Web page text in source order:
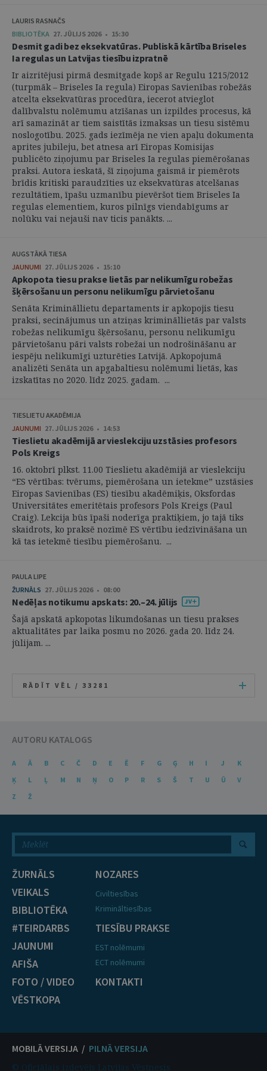
LAURIS RASNAČS
BIBLIOTĒKA 27. JŪLIJS 2026 • 15:30
Desmit gadi bez eksekvatūras. Publiskā kārtība Briseles
Ia regulas un Latvijas tiesību izpratnē
Ir aizritējusi pirmā desmitgade kopš ar Regulu 1215/2012
(turpmāk – Briseles Ia regula) Eiropas Savienības robežās
atcelta eksekvatūras procedūra, iecerot atvieglot
dalībvalstu nolēmumu atzīšanas un izpildes procesus, kā
arī samazināt ar tiem saistītās izmaksas un tiesu sistēmu
noslogotību. 2025. gads iezīmēja ne vien apaļu dokumenta
aprites jubileju, bet atnesa arī Eiropas Komisijas
publicēto ziņojumu par Briseles Ia regulas piemērošanas
praksi. Autora ieskatā, šī ziņojuma gaismā ir piemērots
brīdis kritiski paraudzīties uz eksekvatūras atcelšanas
rezultātiem, īpašu uzmanību pievēršot tiem Briseles Ia
regulas elementiem, kuros pilnīgs viendabīgums ar
nolūku vai nejauši nav ticis panākts. ...
AUGSTĀKĀ TIESA
JAUNUMI 27. JŪLIJS 2026 • 15:10
Apkopota tiesu prakse lietās par nelikumīgu robežas
šķērsošanu un personu nelikumīgu pārvietošanu
Senāta Krimināllietu departaments ir apkopojis tiesu
praksi, secinājumus un atziņas krimināllietās par valsts
robežas nelikumīgu šķērsošanu, personu nelikumīgu
pārvietošanu pāri valsts robežai un nodrošināšanu ar
iespēju nelikumīgi uzturēties Latvijā. Apkopojumā
analizēti Senāta un apgabaltiesu nolēmumi lietās, kas
izskatītas no 2020. līdz 2025. gadam. ...
TIESLIETU AKADĒMIJA
JAUNUMI 27. JŪLIJS 2026 • 14:53
Tieslietu akadēmijā ar vieslekciju uzstāsies profesors
Pols Kreigs
16. oktobrī plkst. 11.00 Tieslietu akadēmijā ar vieslekciju
“ES vērtības: tvērums, piemērošana un ietekme” uzstāsies
Eiropas Savienības (ES) tiesību akadēmiķis, Oksfordas
Universitātes emeritētais profesors Pols Kreigs (Paul
Craig). Lekcija būs īpaši noderīga praktiķiem, jo tajā tiks
skaidrots, ko praksē nozīmē ES vērtību iedzīvināšana un
kā tas ietekmē tiesību piemērošanu. ...
PAULA LIPE
ŽURNĀLS 27. JŪLIJS 2026 • 08:00
Nedēļas notikumu apskats: 20.–24. jūlijs
Šajā apskatā apkopotas likumdošanas un tiesu prakses
aktualitātes par laika posmu no 2026. gada 20. līdz 24.
jūlijam. ...
RĀDĪT VĒL / 33281
AUTORU KATALOGS
A Ā B C Č D E Ē F G Ģ H I J
K
Ķ
L Ļ M N Ņ O P R S Š T U Ū
V
Z
Ž
ŽURNĀLS
VEIKALS
BIBLIOTĒKA
#TEIRDARBS
JAUNUMI
AFIŠA
FOTO / VIDEO
VĒSTKOPA
NOZARES
Civiltiesības
Krimināltiesības
TIESĪBU PRAKSE
EST nolēmumi
ECT nolēmumi
KONTAKTI
MOBILĀ VERSIJA / PILNĀ VERSIJA
© Oficiālais izdevējs Latvijas Vēstnesis